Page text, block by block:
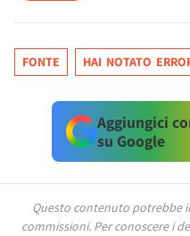
FONTE HAI NOTATO
Aggiungici
su Google
Questo contenuto potrebbe
commissioni. Per conoscere i